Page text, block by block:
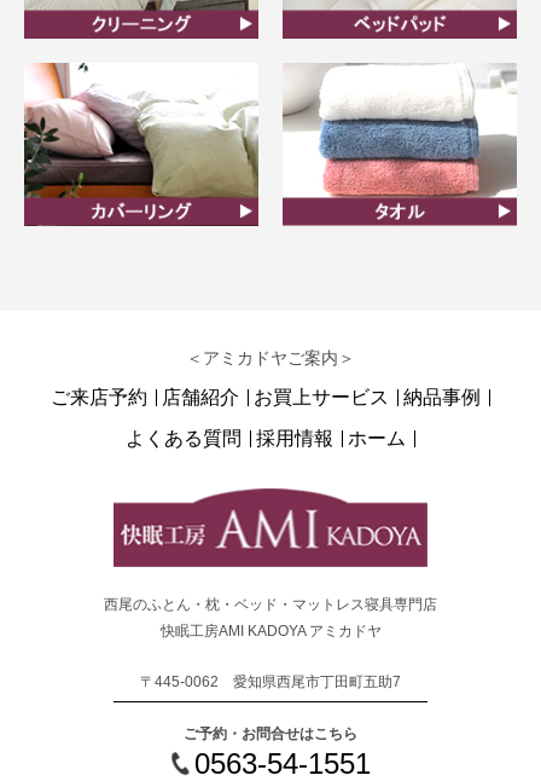
＜アミカドヤご案内＞
ご来店予約 店舗紹介 お買上サービス
納品事例
よくある質問
採用情報 ホーム
西尾のふとん・枕・ベッド・マットレス寝具専門店
快眠工房AMI KADOYA アミカドヤ
〒445-0062 愛知県西尾市丁田町五助7
ご予約・お問合せはこちら
0563-54-1551